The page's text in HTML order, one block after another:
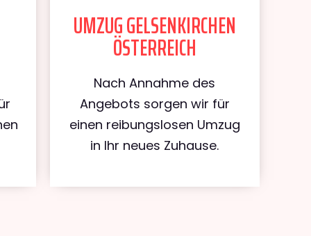
UMZUG GELSENKIRCHEN
ÖSTERREICH
Nach Annahme des
Angebots sorgen wir für
einen reibungslosen Umzug
in Ihr neues Zuhause.